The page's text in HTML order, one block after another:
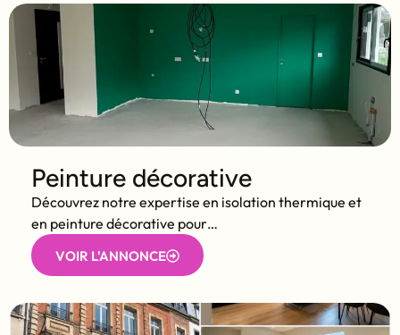
Peinture décorative
Découvrez notre expertise en isolation thermique et
en peinture décorative pour…
VOIR L'ANNONCE